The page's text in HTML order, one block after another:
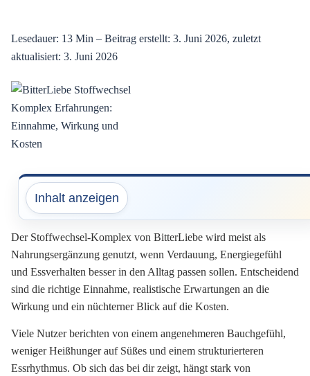
Lesedauer: 13 Min – Beitrag erstellt: 3. Juni 2026, zuletzt
aktualisiert: 3. Juni 2026
Inhalt anzeigen
Der Stoffwechsel-Komplex von BitterLiebe wird meist als
Nahrungsergänzung genutzt, wenn Verdauung, Energiegefühl
und Essverhalten besser in den Alltag passen sollen. Entscheidend
sind die richtige Einnahme, realistische Erwartungen an die
Wirkung und ein nüchterner Blick auf die Kosten.
Viele Nutzer berichten von einem angenehmeren Bauchgefühl,
weniger Heißhunger auf Süßes und einem strukturierteren
Essrhythmus. Ob sich das bei dir zeigt, hängt stark von